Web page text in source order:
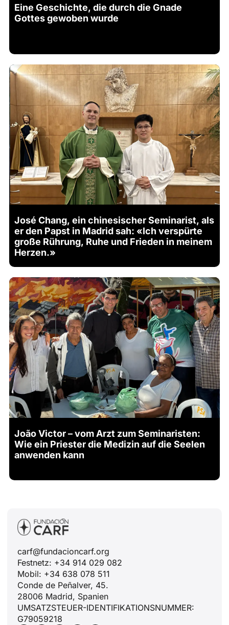
Eine Geschichte, die durch die Gnade
Gottes gewoben wurde
José Chang, ein chinesischer Seminarist, als
er den Papst in Madrid sah: «Ich verspürte
große Rührung, Ruhe und Frieden in meinem
Herzen.»
João Victor – vom Arzt zum Seminaristen:
Wie ein Priester die Medizin auf die Seelen
anwenden kann
carf@fundacioncarf.org
Festnetz: +34 914 029 082
Mobil: +34 638 078 511
Conde de Peñalver, 45.
28006 Madrid, Spanien
UMSATZSTEUER-IDENTIFIKATIONSNUMMER:
G79059218